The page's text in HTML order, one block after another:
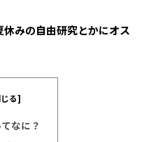
みの自由研究とかにオス
なに？